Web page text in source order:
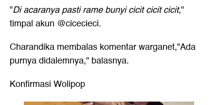
"Di acaranya pasti rame bunyi cicit cicit cicit,"
timpal akun @cicecieci.
Charandika membalas komentar warganet,"Ada
purnya didalemnya," balasnya.
Konfirmasi Wolipop